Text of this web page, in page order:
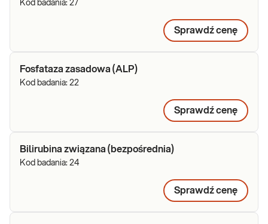
Kod badania: 27
Sprawdź cenę
Fosfataza zasadowa (ALP)
Kod badania: 22
Sprawdź cenę
Bilirubina związana (bezpośrednia)
Kod badania: 24
Sprawdź cenę